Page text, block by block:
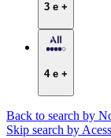
3 e +
4 e +
Back to search by
Skip search by